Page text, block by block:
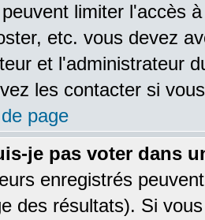
limiter l'accès
etc. vous devez
et l'administrateur
les contacter si
page
je pas voter dans
enregistrés
des résultats). Si